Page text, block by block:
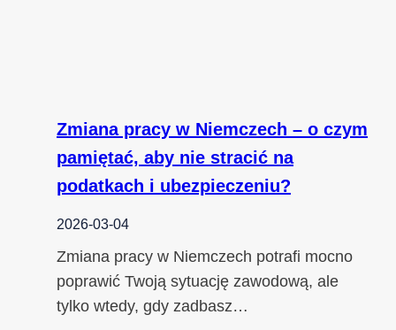
Zmiana pracy w Niemczech – o czym
pamiętać, aby nie stracić na
podatkach i ubezpieczeniu?
2026-03-04
Zmiana pracy w Niemczech potrafi mocno
poprawić Twoją sytuację zawodową, ale
tylko wtedy, gdy zadbasz…